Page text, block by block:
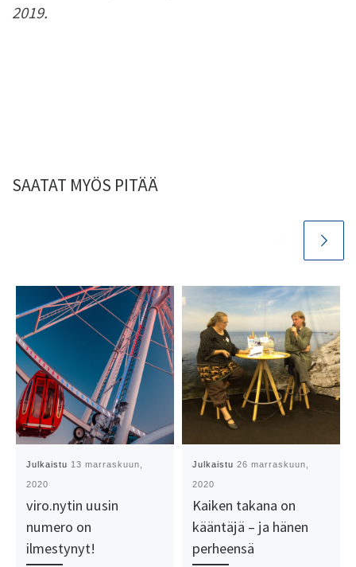
2019.
SAATAT MYÖS PITÄÄ
Julkaistu 13 marraskuun,
2020
viro.nytin uusin
numero on
ilmestynyt!
Julkaistu26 marraskuun,
2020
Kaiken takana on
kääntäjä – ja hänen
perheensä